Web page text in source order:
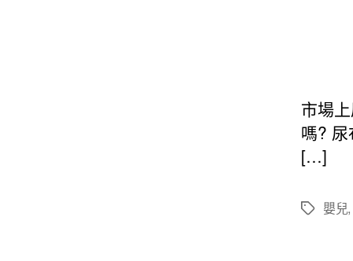
市場
嗎?
[…]
標
嬰兒,